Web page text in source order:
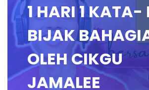
1 HARI 1
BIJAK
OLEH CIKGU
JAMALEE